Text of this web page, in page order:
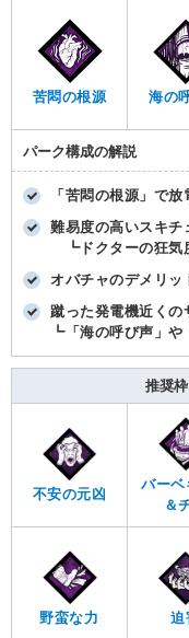
苦悶の根源 海の
パーク構成の解説
「苦悶の根源」で
難易度の高いスキチ
┗ドクターの狂気
オバチャのデメリッ
蹴った発電機近くの
┗「海の呼び声」や
推奨
不安の元凶
バーベ
＆
野蛮な力 迫